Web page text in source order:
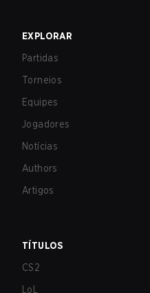
EXPLORAR
Partidas
Torneios
Equipes
Jogadores
Notícias
Authors
Artigos
TÍTULOS
CS2
LoL